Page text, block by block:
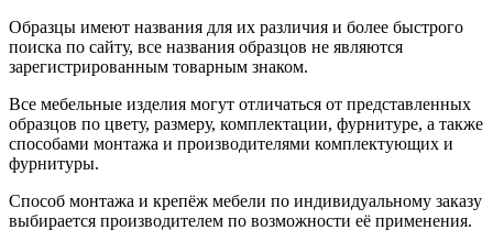
Образцы имеют названия для их различия и более быстрого
поиска по сайту, все названия образцов не являются
зарегистрированным товарным знаком.
Все мебельные изделия могут отличаться от представленных
образцов по цвету, размеру, комплектации, фурнитуре, а также
способами монтажа и производителями комплектующих и
фурнитуры.
Способ монтажа и крепёж мебели по индивидуальному заказу
выбирается производителем по возможности её применения.